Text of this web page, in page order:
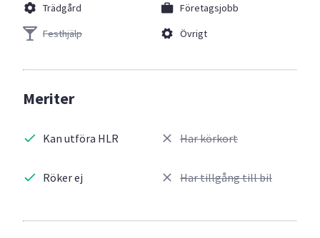
Trädgård
Festhjälp
Företagsjobb
Övrigt
Meriter
Kan utföra HLR
Röker ej
Har körkort
Har tillgång till bil